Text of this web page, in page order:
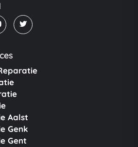
Aalst
Genk
Gent